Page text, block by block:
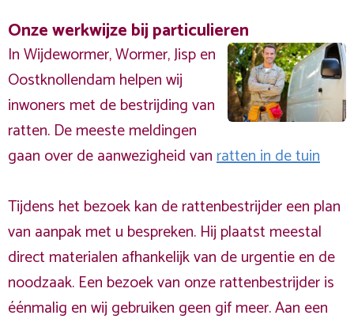
Onze werkwijze bij particulieren
In Wijdewormer, Wormer, Jisp en
Oostknollendam helpen wij
inwoners met de bestrijding van
ratten. De meeste meldingen
gaan over de aanwezigheid vanratten in de tuin
Tijdens het bezoek kan de rattenbestrijder een plan
van aanpak met u bespreken. Hij plaatst meestal
direct materialen afhankelijk van de urgentie en de
noodzaak. Een bezoek van onze rattenbestrijder is
éénmalig en wij gebruiken geen gif meer. Aan een